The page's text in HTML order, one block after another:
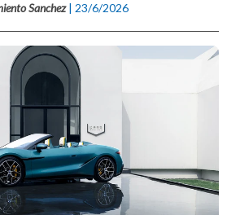
Sanchez | 23/6/2026